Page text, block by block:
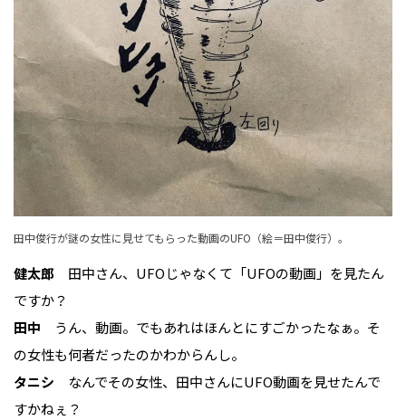
田中俊行が謎の女性に見せてもらった動画のUFO（絵＝田中俊行）。
健太郎 田中さん、UFOじゃなくて「UFOの動画」を見たん
ですか？
田中 うん、動画。でもあれはほんとにすごかったなぁ。そ
の女性も何者だったのかわからんし。
タニシ なんでその女性、田中さんにUFO動画を見せたんで
すかねぇ？